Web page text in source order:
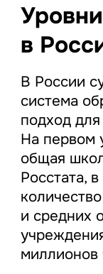
в
В России
система
подход
На первом
общая
Росстата,
и средних
миллионов